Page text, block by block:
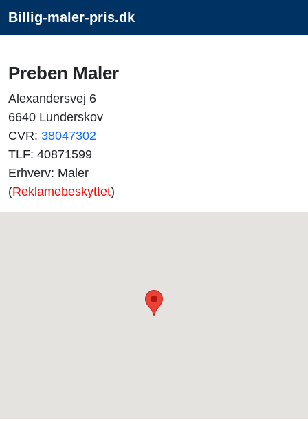
Billig-maler-pris.dk
Preben Maler
Alexandersvej 6
6640 Lunderskov
CVR: 38047302
TLF: 40871599
Erhverv: Maler
(Reklamebeskyttet)